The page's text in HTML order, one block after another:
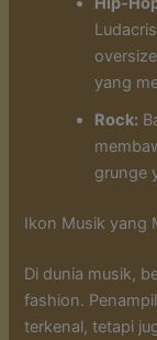
yang
Rock:
grunge
Ikon Musik yang
Di dunia musik,
fashion.
terkenal, tetapi